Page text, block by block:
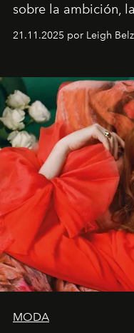
sobre la ambición,
ocasiones, la
importa si no lo
21.11.2025 por Leigh Belz
MODA